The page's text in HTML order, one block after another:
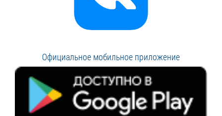
Официальное мобильное приложение